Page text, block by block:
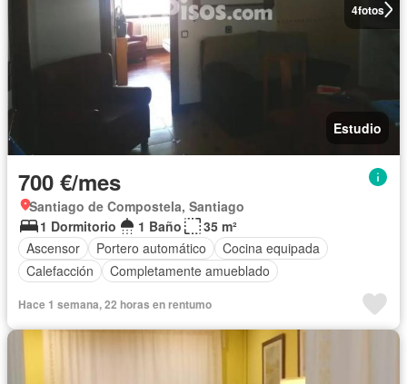
4fotos
Estudio
700 €/mes
Santiago de Compostela, Santiago
1 Dormitorio
1 Baño
35 m²
Ascensor
Portero automático
Cocina equipada
Calefacción
Completamente amueblado
Hace 1 semana, 22 horas en rentumo